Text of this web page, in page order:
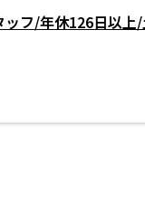
フ/年休126日以